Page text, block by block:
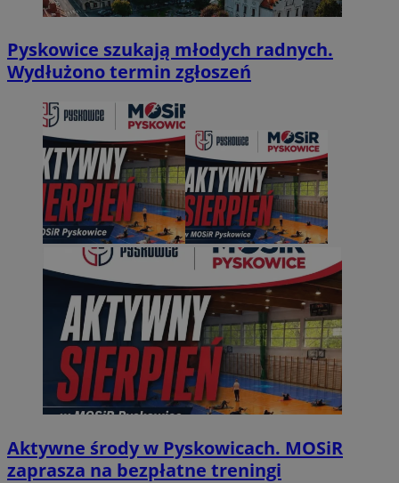
Pyskowice szukają młodych radnych.
Wydłużono termin zgłoszeń
Aktywne środy w Pyskowicach. MOSiR
zaprasza na bezpłatne treningi